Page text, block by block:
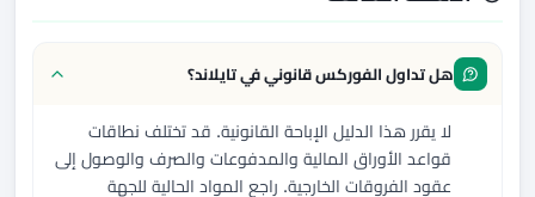
هل تداول الفوركس قانوني في تايلاند؟
لا يقرر هذا الدليل الإباحة القانونية. قد تختلف نطاقات
قواعد الأوراق المالية والمدفوعات والصرف والوصول إلى
عقود الفروقات الخارجية. راجع المواد الحالية للجهة